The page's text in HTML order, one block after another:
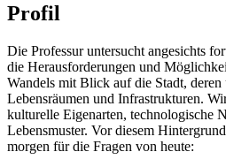
Profil
Die Professur untersucht angesichts
die Herausforderungen und
Wandels mit Blick auf die Stadt, deren
Lebensräumen und Infrastrukturen.
kulturelle Eigenarten, technologische
Lebensmuster. Vor diesem
morgen für die Fragen von heute: